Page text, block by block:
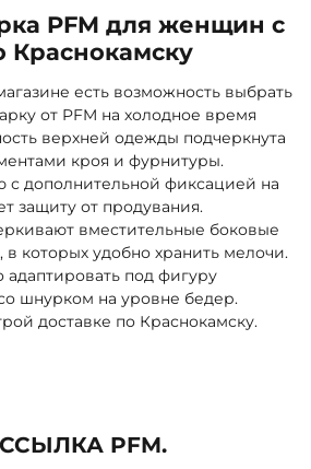
PFM для женщин с
Краснокамску
есть возможность выбрать
от PFM на холодное время
верхней одежды подчеркнута
кроя и фурнитуры.
с дополнительной фиксацией на
защиту от продувания.
вместительные боковые
которых удобно хранить мелочи.
под фигуру
шнурком на уровне бедер.
доставке по Краснокамску.
PFM.